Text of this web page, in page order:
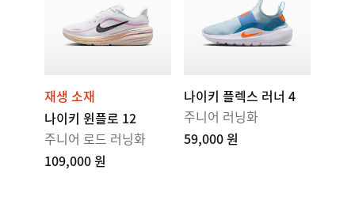
재생 소재
나이키 윈플로 12
주니어 로드 러닝화
109,000 원
나이키 플렉스 러너 4
주니어 러닝화
59,000 원